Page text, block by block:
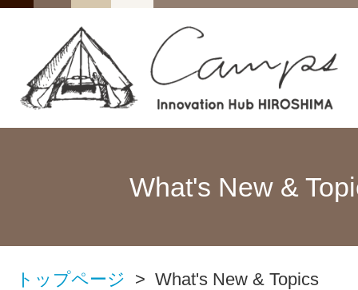
What's New &
トップページ > What's New & Topics